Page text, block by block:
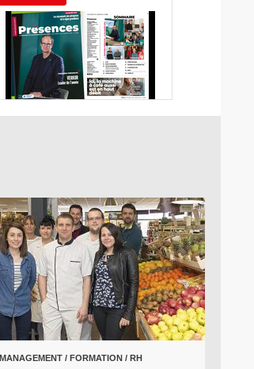
MANAGEMENT / FORMATION / RH